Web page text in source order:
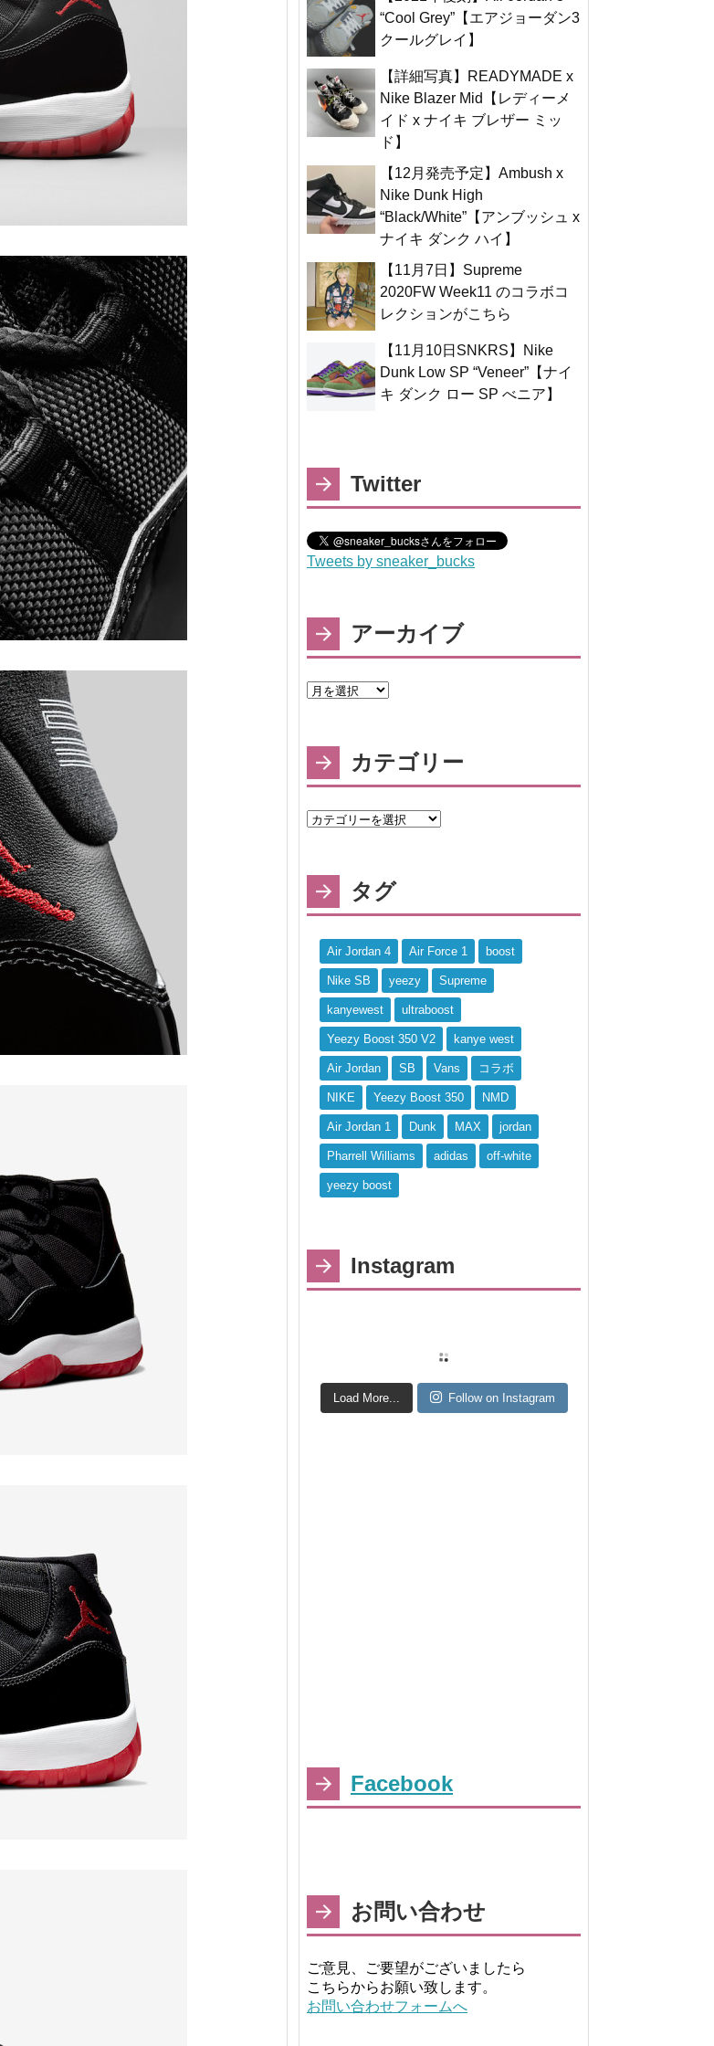
“Cool Grey”【エアジョーダン3
クールグレイ】
【詳細写真】READYMADE x
Nike Blazer Mid【レディーメ
イド x ナイキ ブレザー ミッ
ド】
【12月発売予定】Ambush x
Nike Dunk High
“Black/White”【アンブッシュ x
ナイキ ダンク ハイ】
【11月7日】Supreme
2020FW Week11 のコラボコ
レクションがこちら
【11月10日SNKRS】Nike
Dunk Low SP “Veneer”【ナイ
キ ダンク ロー SP べニア】
Twitter
Tweets by sneaker_bucks
アーカイブ
カテゴリー
タグ
Air Jordan 4 Air Force 1 boost
Nike SB yeezy Supreme
kanyewest ultraboost
Yeezy Boost 350 V2 kanye west
Air Jordan SB Vans コラボ
NIKE Yeezy Boost 350 NMD
Air Jordan 1 Dunk MAX jordan
Pharrell Williams adidas off-white
yeezy boost
Instagram
Load More... Follow on Instagram
Facebook
お問い合わせ
ご意見、ご要望がございましたら
こちらからお願い致します。
お問い合わせフォームへ